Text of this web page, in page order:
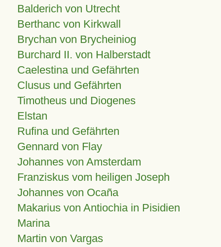
Balderich von Utrecht
Berthanc von Kirkwall
Brychan von Brycheiniog
Burchard II. von Halberstadt
Caelestina und Gefährten
Clusus und Gefährten
Timotheus und Diogenes
Elstan
Rufina und Gefährten
Gennard von Flay
Johannes von Amsterdam
Franziskus vom heiligen Joseph
Johannes von Ocaña
Makarius von Antiochia in Pisidien
Marina
Martin von Vargas